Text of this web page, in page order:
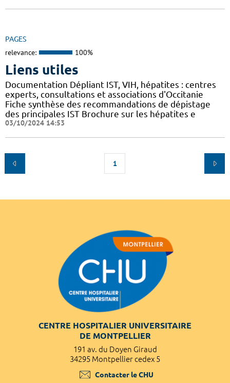
PAGES
relevance: 100%
Liens utiles
Documentation Dépliant IST, VIH, hépatites : centres
experts, consultations et associations d'Occitanie
Fiche synthèse des recommandations de dépistage
des principales IST Brochure sur les hépatites e
03/10/2024 14:53
1
CENTRE HOSPITALIER UNIVERSITAIRE
DE MONTPELLIER
191 av. du Doyen Giraud
34295 Montpellier cedex 5
Contacter le CHU